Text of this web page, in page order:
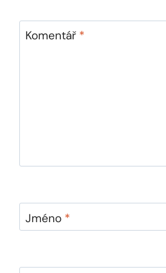
Komentář *
Jméno *